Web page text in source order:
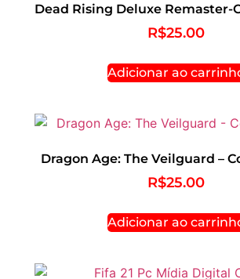
Dead Rising Deluxe Remaster-
R$25.00
Adicionar ao
Dragon Age: The Veilguard –
R$25.00
Adicionar ao